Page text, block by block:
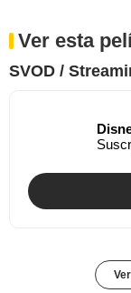
Ver esta
SVOD /